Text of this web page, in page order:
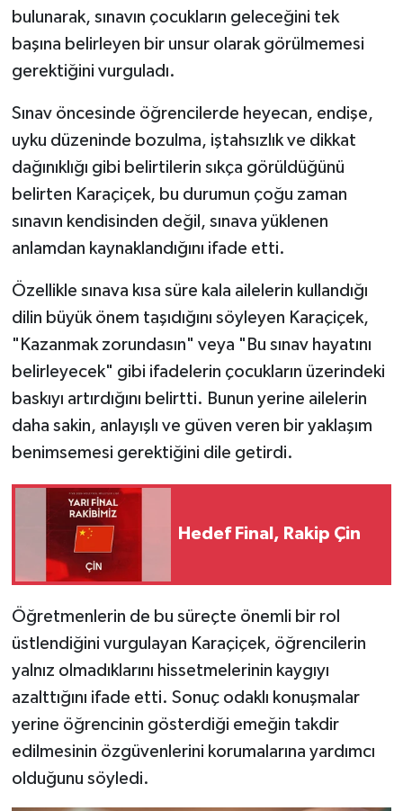
bulunarak, sınavın çocukların geleceğini tek
başına belirleyen bir unsur olarak görülmemesi
gerektiğini vurguladı.
Sınav öncesinde öğrencilerde heyecan, endişe,
uyku düzeninde bozulma, iştahsızlık ve dikkat
dağınıklığı gibi belirtilerin sıkça görüldüğünü
belirten Karaçiçek, bu durumun çoğu zaman
sınavın kendisinden değil, sınava yüklenen
anlamdan kaynaklandığını ifade etti.
Özellikle sınava kısa süre kala ailelerin kullandığı
dilin büyük önem taşıdığını söyleyen Karaçiçek,
"Kazanmak zorundasın" veya "Bu sınav hayatını
belirleyecek" gibi ifadelerin çocukların üzerindeki
baskıyı artırdığını belirtti. Bunun yerine ailelerin
daha sakin, anlayışlı ve güven veren bir yaklaşım
benimsemesi gerektiğini dile getirdi.
Hedef Final, Rakip Çin
Öğretmenlerin de bu süreçte önemli bir rol
üstlendiğini vurgulayan Karaçiçek, öğrencilerin
yalnız olmadıklarını hissetmelerinin kaygıyı
azalttığını ifade etti. Sonuç odaklı konuşmalar
yerine öğrencinin gösterdiği emeğin takdir
edilmesinin özgüvenlerini korumalarına yardımcı
olduğunu söyledi.